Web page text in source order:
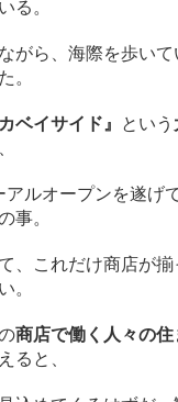
る。
がら、海際を歩い
。
ベイサイド』 という
ルオープンを遂げ
事。
、これだけ商店が
。
商店で働く人々の
ると、